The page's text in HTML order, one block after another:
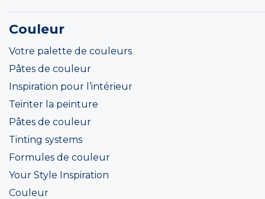
Couleur
Votre palette de couleurs
Pâtes de couleur
Inspiration pour l’intérieur
Teinter la peinture
Pâtes de couleur
Tinting systems
Formules de couleur
Your Style Inspiration
Couleur